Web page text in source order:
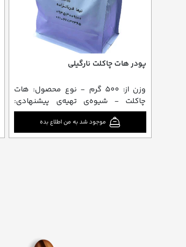
پودر هات چاکلت نارگیلی
وزن از: ۵۰۰ گرم - نوع محصول: هات
چاکلت - شیوه‌ی تهیه‌ی پیشنهادی:
ترکیب با شیر
موجود شد به من اطلاع بده